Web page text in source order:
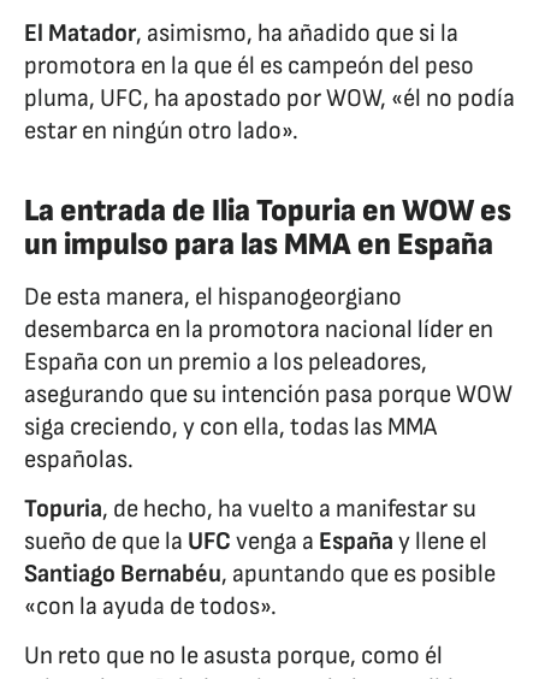
El Matador, asimismo, ha añadido que si la
promotora en la que él es campeón del peso
pluma, UFC, ha apostado por WOW, «él no podía
estar en ningún otro lado».
La entrada de Ilia Topuria en WOW es
un impulso para las MMA en España
De esta manera, el hispanogeorgiano
desembarca en la promotora nacional líder en
España con un premio a los peleadores,
asegurando que su intención pasa porque WOW
siga creciendo, y con ella, todas las MMA
españolas.
Topuria, de hecho, ha vuelto a manifestar su
sueño de que la UFC venga a España y llene el
Santiago Bernabéu, apuntando que es posible
«con la ayuda de todos».
Un reto que no le asusta porque, como él